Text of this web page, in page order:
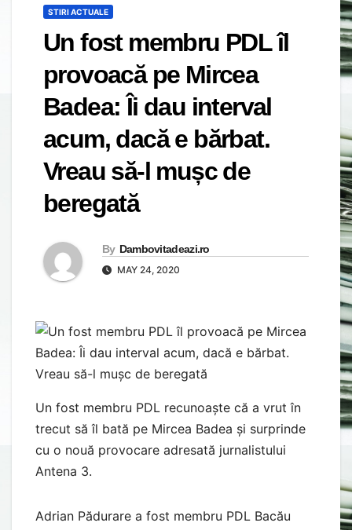
STIRI ACTUALE
Un fost membru PDL îl
provoacă pe Mircea
Badea: Îi dau interval
acum, dacă e bărbat.
Vreau să-l mușc de
beregată
By Dambovitadeazi.ro
MAY 24, 2020
Un fost membru PDL recunoaște că a vrut în
trecut să îl bată pe Mircea Badea și surprinde
cu o nouă provocare adresată jurnalistului
Antena 3.
Adrian Pădurare a fost membru PDL Bacău